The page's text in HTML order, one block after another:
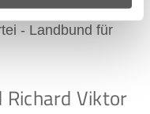
- Landbund für
Richard Viktor